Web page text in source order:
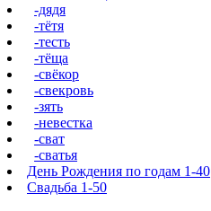
-дядя
-тётя
-тесть
-тёща
-свёкор
-свекровь
-зять
-невестка
-сват
-сватья
День Рождения по годам 1-40
Свадьба 1-50